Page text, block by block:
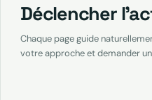
Déclencher
Chaque page guide
votre approche et demander